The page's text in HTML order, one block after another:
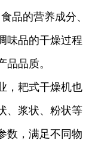
品的营养成分、
味品的干燥过程
品质。
，耙式干燥机也
、浆状、粉状等
数，满足不同物